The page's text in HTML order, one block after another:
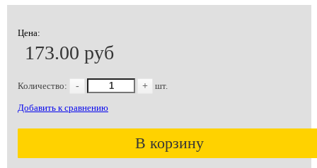
Цена:
173.00 руб
Количество: - + шт.
Добавить к сравнению
В корзину